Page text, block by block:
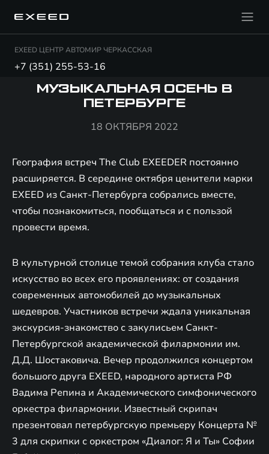
EXEED ЦЕНТР АВТОМИР ЧЕРКАССКАЯ
+7 (351) 255-53-16
МУЗЫКАЛЬНАЯ ОСЕНЬ В
ПЕТЕРБУРГЕ
18 ОКТЯБРЯ 2022
География встреч The Club EXEEDER постоянно
расширяется. В середине октября ценители марки
EXEED из Санкт-Петербурга собрались вместе,
чтобы познакомиться, пообщаться и с пользой
провести время.
В культурной столице темой собрания клуба стало
искусство во всех его проявлениях: от создания
современных автомобилей до музыкальных
шедевров. Участников встречи ждала уникальная
экскурсия-знакомство с закулисьем Санкт-
Петербургской академической филармонии им.
Д.Д. Шостаковича. Вечер продолжился концертом
большого друга EXEED, народного артиста РФ
Вадима Репина и Академического симфонического
оркестра филармонии. Известный скрипач
презентовал петербургскую премьеру Концерта №
3 для скрипки с оркестром «Диалог: Я и Ты» Софии